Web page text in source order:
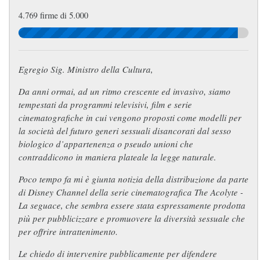
4.769 firme di 5.000
Egregio Sig. Ministro della Cultura,
Da anni ormai, ad un ritmo crescente ed invasivo, siamo
tempestati da programmi televisivi, film e serie
cinematografiche in cui vengono proposti come modelli per
la società del futuro generi sessuali disancorati dal sesso
biologico d’appartenenza o pseudo unioni che
contraddicono in maniera plateale la legge naturale.
Poco tempo fa mi è giunta notizia della distribuzione da parte
di Disney Channel della serie cinematografica The Acolyte -
La seguace, che sembra essere stata espressamente prodotta
più per pubblicizzare e promuovere la diversità sessuale che
per offrire intrattenimento.
Le chiedo di intervenire pubblicamente per difendere